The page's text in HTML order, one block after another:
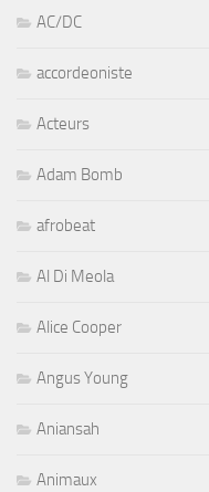
AC/DC
accordeoniste
Acteurs
Adam Bomb
afrobeat
Al Di Meola
Alice Cooper
Angus Young
Aniansah
Animaux